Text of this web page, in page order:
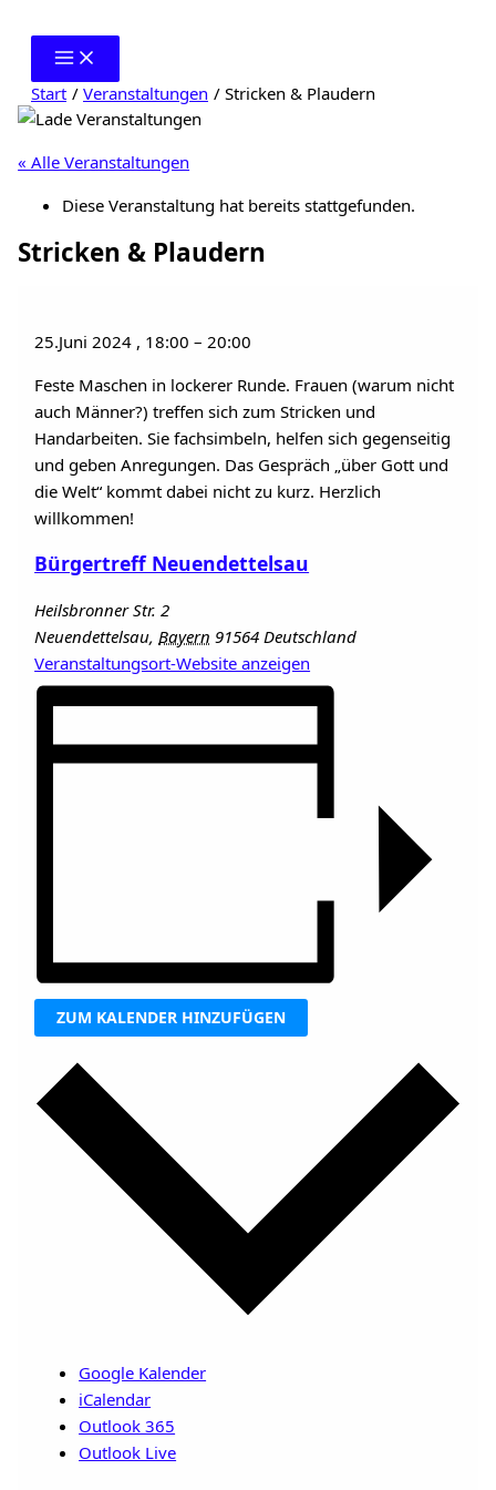
springen
Start
Veranstaltungen Stricken & Plaudern
« Alle Veranstaltungen
Diese Veranstaltung hat bereits stattgefunden.
Stricken & Plaudern
25.Juni 2024 , 18:00– 20:00
Feste Maschen in lockerer Runde. Frauen (warum nicht
auch Männer?) treffen sich zum Stricken und
Handarbeiten. Sie fachsimbeln, helfen sich gegenseitig
und geben Anregungen. Das Gespräch „über Gott und
die Welt“ kommt dabei nicht zu kurz. Herzlich
willkommen!
Bürgertreff Neuendettelsau
Heilsbronner Str. 2
Neuendettelsau, Bayern 91564 Deutschland
Veranstaltungsort-Website anzeigen
ZUM KALENDER HINZUFÜGEN
Google Kalender
iCalendar
Outlook 365
Outlook Live